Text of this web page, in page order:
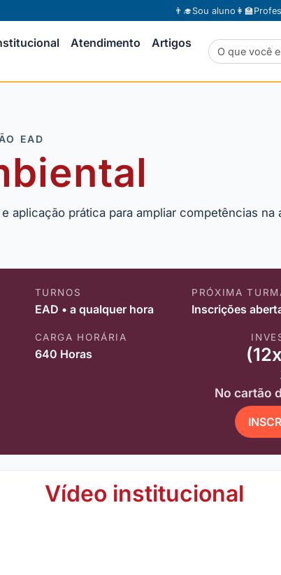
👨‍🎓Sou aluno 👩‍🏫
Atendimento Artigos
EAD
aplicação prática para ampliar competências na
TURNOS
EAD • a qualquer hora
PRÓXIMA
Inscrições
CARGA HORÁRIA
640 Horas
No cartão
Vídeo institucional